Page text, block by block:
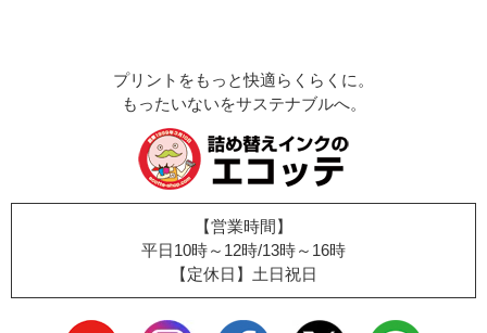
プリントをもっと快適らくらくに。
もったいないをサステナブルへ。
【営業時間】
平日10時～12時/13時～16時
【定休日】土日祝日